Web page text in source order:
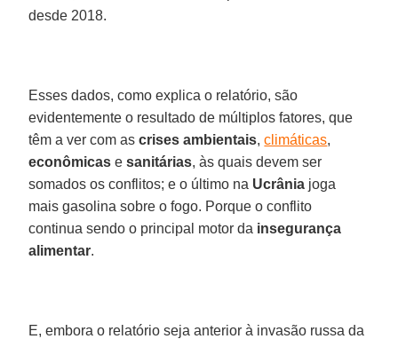
desde 2018.
Esses dados, como explica o relatório, são
evidentemente o resultado de múltiplos fatores, que
têm a ver com ascrises ambientais, climáticas,
econômicas esanitárias, às quais devem ser
somados os conflitos; e o último na Ucrânia joga
mais gasolina sobre o fogo. Porque o conflito
continua sendo o principal motor da insegurança
alimentar.
E, embora o relatório seja anterior à invasão russa da